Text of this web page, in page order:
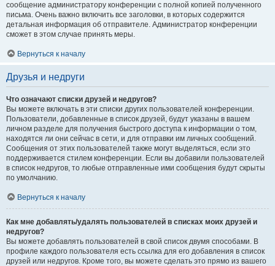
сообщение администратору конференции с полной копией полученного
письма. Очень важно включить все заголовки, в которых содержится
детальная информация об отправителе. Администратор конференции
сможет в этом случае принять меры.
Вернуться к началу
Друзья и недруги
Что означают списки друзей и недругов?
Вы можете включать в эти списки других пользователей конференции.
Пользователи, добавленные в список друзей, будут указаны в вашем
личном разделе для получения быстрого доступа к информации о том,
находятся ли они сейчас в сети, и для отправки им личных сообщений.
Сообщения от этих пользователей также могут выделяться, если это
поддерживается стилем конференции. Если вы добавили пользователей
в список недругов, то любые отправленные ими сообщения будут скрыты
по умолчанию.
Вернуться к началу
Как мне добавлять/удалять пользователей в списках моих друзей и
недругов?
Вы можете добавлять пользователей в свой список двумя способами. В
профиле каждого пользователя есть ссылка для его добавления в список
друзей или недругов. Кроме того, вы можете сделать это прямо из вашего